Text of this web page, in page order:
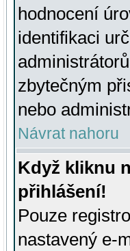
hodnocení
identifikaci
zbytečným
nebo
Návrat nahoru
Když kliknu
přihlášení!
Pouze
nastavený e-